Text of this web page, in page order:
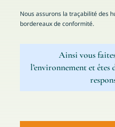
Nous assurons la traçabilité des
bordereaux de conformité.
Ainsi vous
l’environnement et êtes